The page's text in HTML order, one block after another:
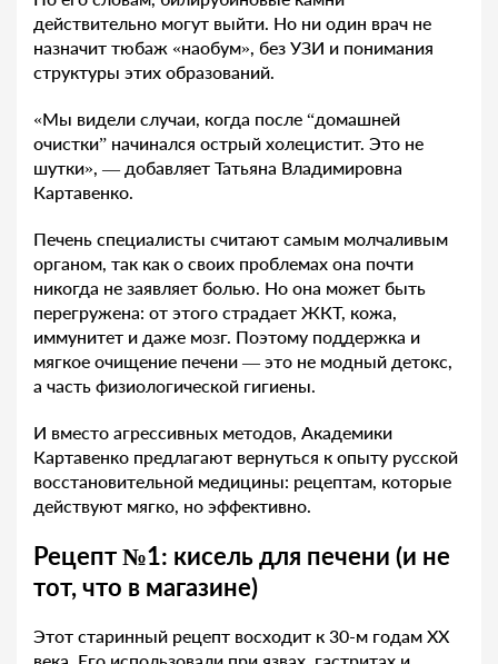
действительно могут выйти. Но ни один врач не
назначит тюбаж «наобум», без УЗИ и понимания
структуры этих образований.
«Мы видели случаи, когда после “домашней
очистки” начинался острый холецистит. Это не
шутки», — добавляет Татьяна Владимировна
Картавенко.
Печень специалисты считают самым молчаливым
органом, так как о своих проблемах она почти
никогда не заявляет болью. Но она может быть
перегружена: от этого страдает ЖКТ, кожа,
иммунитет и даже мозг. Поэтому поддержка и
мягкое очищение печени — это не модный детокс,
а часть физиологической гигиены.
И вместо агрессивных методов, Академики
Картавенко предлагают вернуться к опыту русской
восстановительной медицины: рецептам, которые
действуют мягко, но эффективно.
Рецепт №1: кисель для печени (и не
тот, что в магазине)
Этот старинный рецепт восходит к 30-м годам XX